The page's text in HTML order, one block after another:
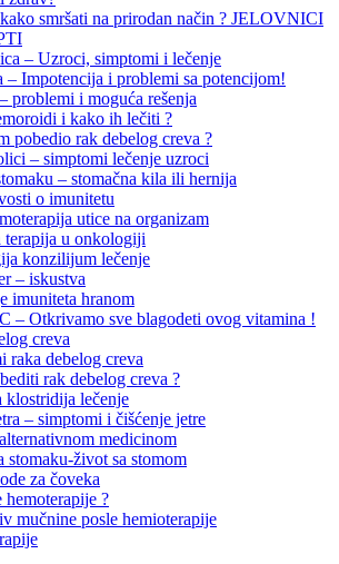
smršati na prirodan način ? JELOVNICI
– Uzroci, simptomi i lečenje
– Impotencija i problemi sa potencijom!
problemi i moguća rešenja
i kako ih lečiti ?
pobedio rak debelog creva ?
– simptomi lečenje uzroci
– stomačna kila ili hernija
o imunitetu
utice na organizam
terapija u onkologiji
konzilijum lečenje
– iskustva
imuniteta hranom
– Otkrivamo sve blagodeti ovog vitamina !
creva
raka debelog creva
rak debelog creva ?
klostridija lečenje
– simptomi i čišćenje jetre
medicinom
stomaku-život sa stomom
za čoveka
hemoterapije ?
mučnine posle hemioterapije